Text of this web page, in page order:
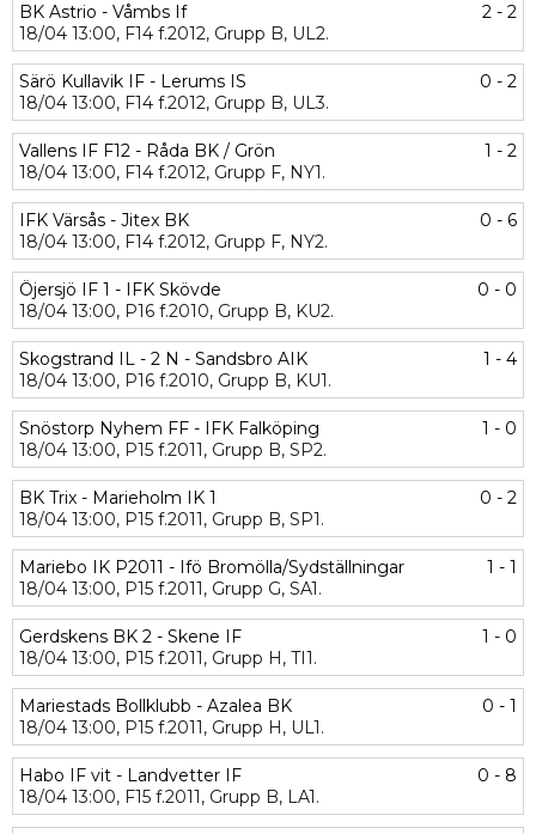
BK Astrio - Våmbs If
2 - 2
18/04 13:00, F14 f.2012, Grupp B, UL2.
Särö Kullavik IF - Lerums IS
0 - 2
18/04 13:00, F14 f.2012, Grupp B, UL3.
Vallens IF F12 - Råda BK / Grön
1 - 2
18/04 13:00, F14 f.2012, Grupp F, NY1.
IFK Värsås - Jitex BK
0 - 6
18/04 13:00, F14 f.2012, Grupp F, NY2.
Öjersjö IF 1 - IFK Skövde
0 - 0
18/04 13:00, P16 f.2010, Grupp B, KU2.
Skogstrand IL - 2 N - Sandsbro AIK
1 - 4
18/04 13:00, P16 f.2010, Grupp B, KU1.
Snöstorp Nyhem FF - IFK Falköping
1 - 0
18/04 13:00, P15 f.2011, Grupp B, SP2.
BK Trix - Marieholm IK 1
0 - 2
18/04 13:00, P15 f.2011, Grupp B, SP1.
Mariebo IK P2011 - Ifö Bromölla/Sydställningar
1 - 1
18/04 13:00, P15 f.2011, Grupp G, SA1.
Gerdskens BK 2 - Skene IF
1 - 0
18/04 13:00, P15 f.2011, Grupp H, TI1.
Mariestads Bollklubb - Azalea BK
0 - 1
18/04 13:00, P15 f.2011, Grupp H, UL1.
Habo IF vit - Landvetter IF
0 - 8
18/04 13:00, F15 f.2011, Grupp B, LA1.